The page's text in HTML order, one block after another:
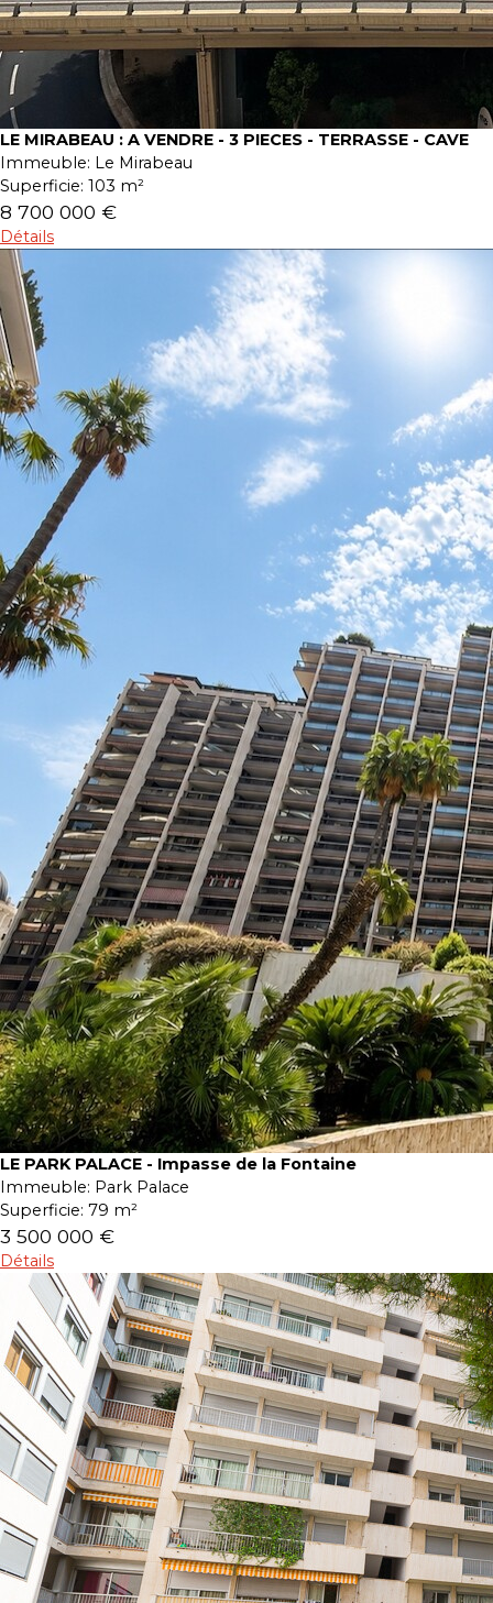
LE MIRABEAU : A VENDRE - 3 PIECES - TERRASSE - CAVE
Immeuble: Le Mirabeau
Superficie: 103 m²
8 700 000 €
Détails
LE PARK PALACE - Impasse de la Fontaine
Immeuble: Park Palace
Superficie: 79 m²
3 500 000 €
Détails